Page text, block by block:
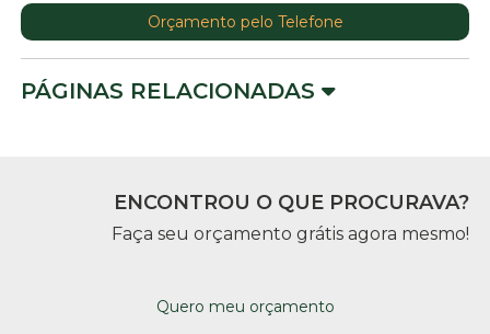
Orçamento pelo Telefone
PÁGINAS RELACIONADAS
ENCONTROU O QUE PROCURAVA?
Faça seu orçamento grátis agora mesmo!
Quero meu orçamento